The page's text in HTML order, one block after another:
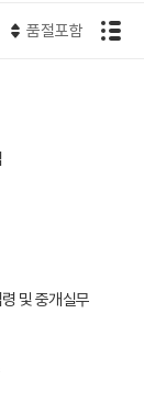
품절포함
및 중개실무